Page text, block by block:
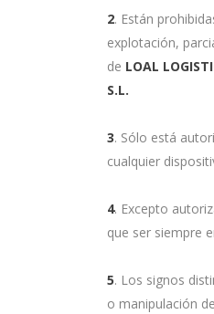
2. Están
explotación,
de LOAL
S.L.
3. Sólo está
cualquier
4. Excepto
que ser siempre
5. Los signos
o manipulación